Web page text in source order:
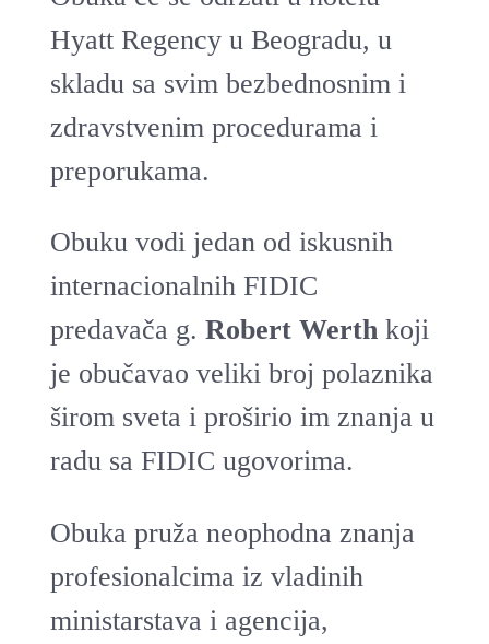
Hyatt Regency u Beogradu, u
skladu sa svim bezbednosnim i
zdravstvenim procedurama i
preporukama.
Obuku vodi jedan od iskusnih
internacionalnih FIDIC
predavača g.Robert Werth koji
je obučavao veliki broj polaznika
širom sveta i proširio im znanja u
radu sa FIDIC ugovorima.
Obuka pruža neophodna znanja
profesionalcima iz vladinih
ministarstava i agencija,